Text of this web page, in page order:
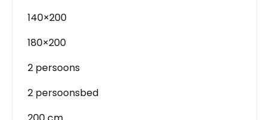
140×200
180×200
2 persoons
2 persoonsbed